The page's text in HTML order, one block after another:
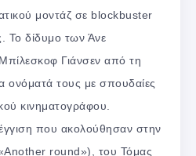
μοντάζ σε blockbuster
Το δίδυμο των Άνε
Γιάνσεν από τη
ονόματά τους με σπουδαίες
κινηματογράφου.
που ακολούθησαν στην
round»), του Τόμας